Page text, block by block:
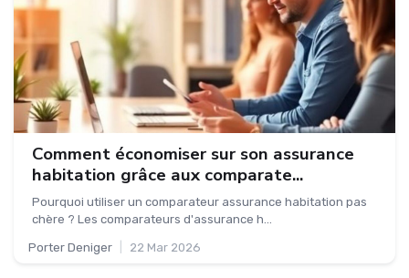
Comment économiser sur son assurance
habitation grâce aux comparate...
Pourquoi utiliser un comparateur assurance habitation pas
chère ? Les comparateurs d'assurance h...
Porter Deniger 22 Mar 2026